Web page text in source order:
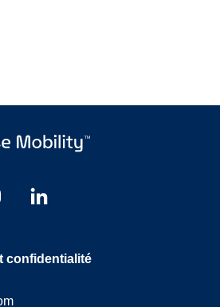
confidentialité